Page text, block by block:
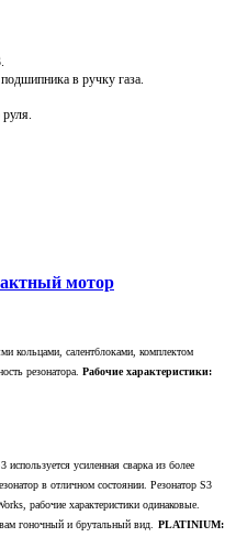
в ручку газа.
мотор
кольцами, салентблоками, комплектом
резонатора. Рабочие характеристики:
используется усиленная сварка из более
в отличном состоянии. Резонатор S3
рабочие характеристики одинаковые.
гоночный и брутальный вид. PLATINIUM: